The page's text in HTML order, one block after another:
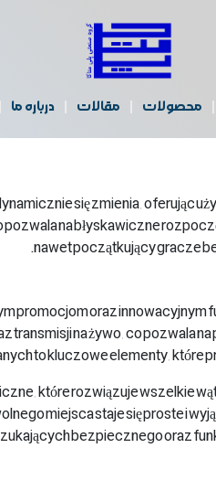
محصولات مقالات درباره ما
się zmienia, oferując
pozwala na błyskawiczne
nawet początkujący gracze
promocjom oraz
na żywo, co pozwala
to kluczowe elementy, które
które rozwiązuje wszelkie
miejsca staje się proste i
bezpiecznego oraz